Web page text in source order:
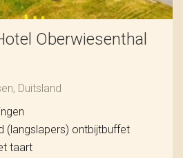
Oberwiesenthal
Duitsland
(langslapers) ontbijtbuffet
taart